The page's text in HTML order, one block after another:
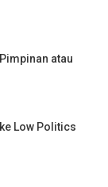
atau
Low Politics